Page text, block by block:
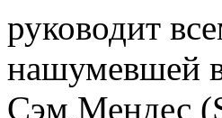
руководит
нашумевшей
Сэм Мендес